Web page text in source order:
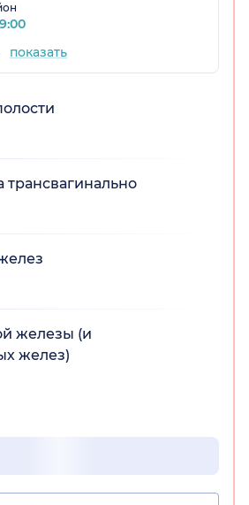
показать
трансвагинально
железы (и
желез)